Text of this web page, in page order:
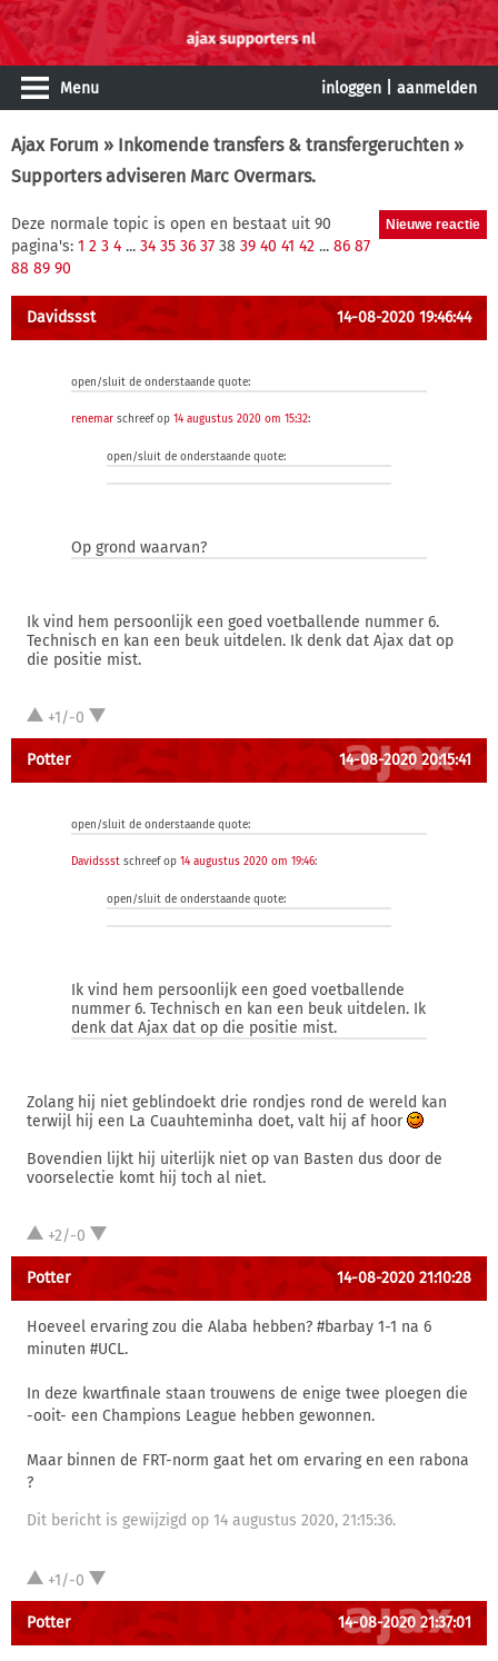
Menu inloggen aanmelden
Ajax Forum » Inkomende transfers & transfergeruchten »
Supporters adviseren Marc Overmars.
Deze normale topic is open en bestaat uit 90
pagina's: 1 2 3 4 ... 34 35 36 37 38 39 40 41 42 ... 86 87
88 89 90
Davidssst 14-08-2020 19:46:44
open/sluit de onderstaande quote:
renemar schreef op 14 augustus 2020 om 15:32:
open/sluit de onderstaande quote:
Op grond waarvan?
Ik vind hem persoonlijk een goed voetballende nummer 6.
Technisch en kan een beuk uitdelen. Ik denk dat Ajax dat op
die positie mist.
+1/-0
Potter 14-08-2020 20:15:41
open/sluit de onderstaande quote:
Davidssst schreef op 14 augustus 2020 om 19:46:
open/sluit de onderstaande quote:
Ik vind hem persoonlijk een goed voetballende
nummer 6. Technisch en kan een beuk uitdelen. Ik
denk dat Ajax dat op die positie mist.
Zolang hij niet geblindoekt drie rondjes rond de wereld kan
terwijl hij een La Cuauhteminha doet, valt hij af hoor
Bovendien lijkt hij uiterlijk niet op van Basten dus door de
voorselectie komt hij toch al niet.
+2/-0
Potter 14-08-2020 21:10:28
Hoeveel ervaring zou die Alaba hebben? #barbay 1-1 na 6
minuten #UCL.
In deze kwartfinale staan trouwens de enige twee ploegen die
-ooit- een Champions League hebben gewonnen.
Maar binnen de FRT-norm gaat het om ervaring en een rabona
?
Dit bericht is gewijzigd op 14 augustus 2020, 21:15:36.
+1/-0
Potter 14-08-2020 21:37:01